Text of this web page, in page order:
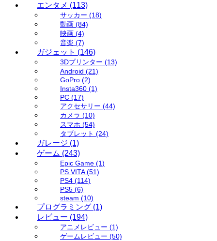
エンタメ (113)
サッカー (18)
動画 (84)
映画 (4)
音楽 (7)
ガジェット (146)
3Dプリンター (13)
Android (21)
GoPro (2)
Insta360 (1)
PC (17)
アクセサリー (44)
カメラ (10)
スマホ (54)
タブレット (24)
ガレージ (1)
ゲーム (243)
Epic Game (1)
PS VITA(51)
PS4 (114)
PS5 (6)
steam (10)
プログラミング (1)
レビュー (194)
アニメレビュー (1)
ゲームレビュー (50)